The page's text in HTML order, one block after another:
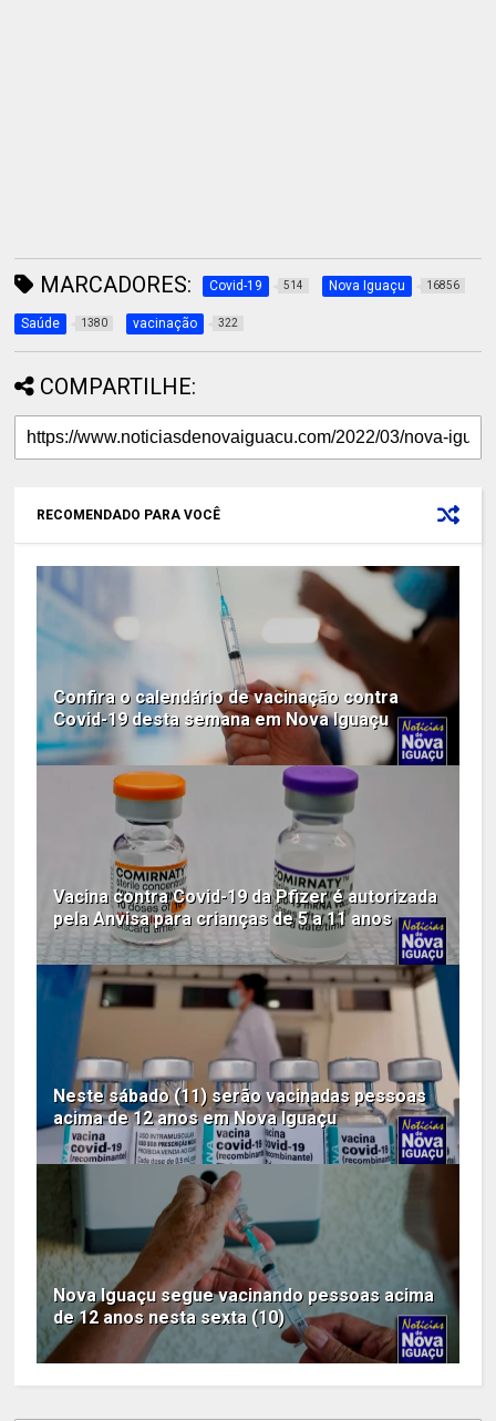
MARCADORES: Covid-19 514 Nova Iguaçu 16856
Saúde 1380 vacinação 322
COMPARTILHE:
RECOMENDADO PARA VOCÊ
Confira o calendário de vacinação contra
Covid-19 desta semana em Nova Iguaçu
Vacina contra Covid-19 da Pfizer é autorizada
pela Anvisa para crianças de 5 a 11 anos
Neste sábado (11) serão vacinadas pessoas
acima de 12 anos em Nova Iguaçu
Nova Iguaçu segue vacinando pessoas acima
de 12 anos nesta sexta (10)